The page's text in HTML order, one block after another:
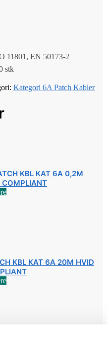
11801, EN 50173-2
stk
Kategori 6A Patch Kabler
KBL KAT 6A 0,2M
COMPLIANT
KBL KAT 6A 20M HVID